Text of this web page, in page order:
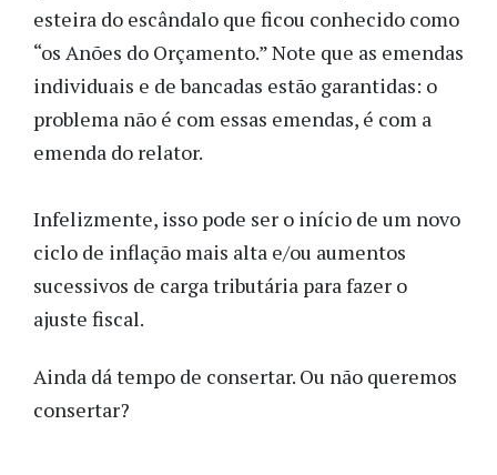
esteira do escândalo que ficou conhecido como
“os Anões do Orçamento.” Note que as emendas
individuais e de bancadas estão garantidas: o
problema não é com essas emendas, é com a
emenda do relator.
Infelizmente, isso pode ser o início de um novo
ciclo de inflação mais alta e/ou aumentos
sucessivos de carga tributária para fazer o
ajuste fiscal.
Ainda dá tempo de consertar. Ou não queremos
consertar?